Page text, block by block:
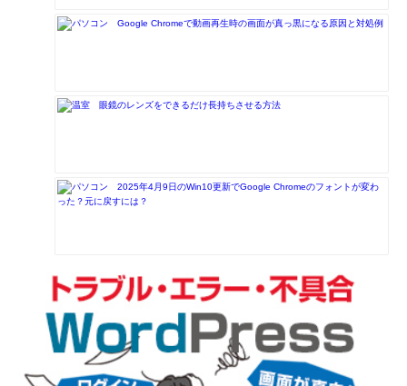
Google Chromeで動画再生時の画面が真っ黒になる原因と対処例
眼鏡のレンズをできるだけ長持ちさせる方法
2025年4月9日のWin10更新でGoogle Chromeのフォントが変わ
った？元に戻すには？